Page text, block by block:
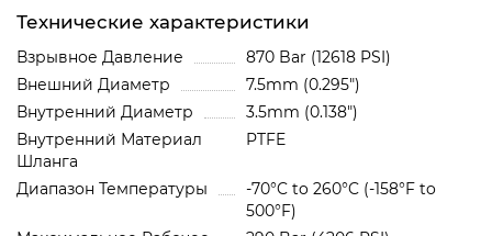
Технические характеристики
Взрывное Давление
870 Bar (12618 PSI)
Внешний Диаметр
7.5mm (0.295")
Внутренний Диаметр
3.5mm (0.138")
Внутренний Материал
Шланга
PTFE
Диапазон Температуры
-70°C to 260°C (-158°F to
500°F)